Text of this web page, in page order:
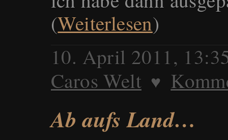
(Weiterlesen)
10. April 2011,
Caros Welt ♥
Ab aufs Land…